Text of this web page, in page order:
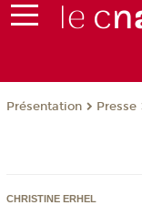
Présentation Presse
CHRISTINE ERHEL